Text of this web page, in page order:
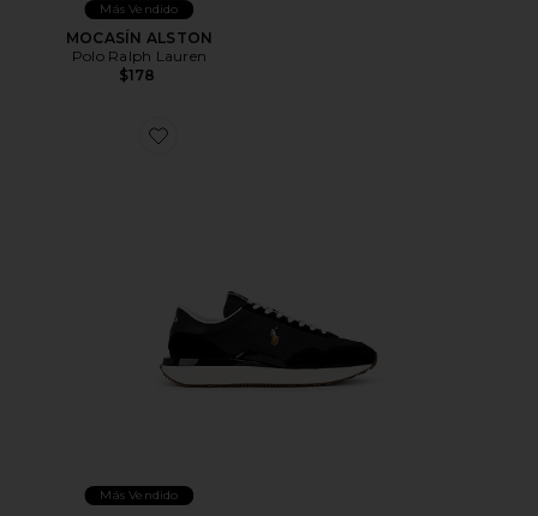
Más Vendido
MOCASÍN ALSTON
Polo Ralph Lauren
$178
Favorite ZAPATILLA DEPORTIVA TRAIN 89
Más Vendido